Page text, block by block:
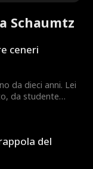
Schaumtz
ceneri
da dieci anni. Lei
da studente
quest'ultima,
sempre. Un
del